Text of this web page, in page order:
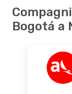
Bogotá a